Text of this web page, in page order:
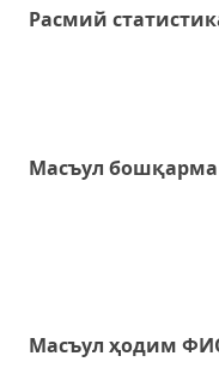
Расмий
Масъул
Масъул ҳодим